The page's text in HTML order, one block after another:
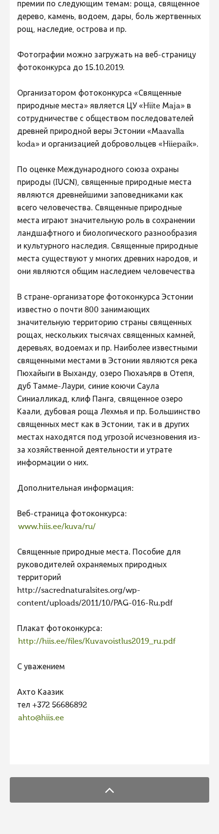
премии по следующим темам: роща, священное
дерево, камень, водоем, дары, боль жертвенных
рощ, наследие, острова и пр.
Фотографии можно загружать на веб-страницу
фотоконкурса до 15.10.2019.
Организатором фотоконкурса «Священные
природные места» является ЦУ «Hiite Maja» в
сотрудничестве с обществом последователей
древней природной веры Эстонии «Maavalla
koda» и организацией добровольцев «Hiiepaik».
По оценке Международного союза охраны
природы (IUCN), священные природные места
являются древнейшими заповедниками как
всего человечества. Священные природные
места играют значительную роль в сохранении
ландшафтного и биологического разнообразия
и культурного наследия. Священные природные
места существуют у многих древних народов, и
они являются общим наследием человечества
В стране-организаторе фотоконкурса Эстонии
известно о почти 800 занимающих
значительную территорию страны священных
рощах, нескольких тысячах священных камней,
деревьях, водоемах и пр. Наиболее известными
священными местами в Эстонии являются река
Пюхайыги в Выханду, озеро Пюхаъярв в Отепя,
дуб Тамме-Лаури, синие коючи Саула
Синиалликад, клиф Панга, священное озеро
Каали, дубовая роща Лехмья и пр. Большинство
священных мест как в Эстонии, так и в других
местах находятся под угрозой исчезновения из-
за хозяйственной деятельности и утрате
информации о них.
Дополнительная информация:
Веб-страница фотоконкурса:
www.hiis.ee/kuva/ru/
Священные природные места. Пособие для
руководителей охраняемых природных
территорий
http://sacrednaturalsites.org/wp-
content/uploads/2011/10/PAG-016-Ru.pdf
Плакат фотоконкурса:
http://hiis.ee/files/Kuvavoistlus2019_ru.pdf
С уважением
Ахто Каазик
тел +372 56686892
ahto@hiis.ee